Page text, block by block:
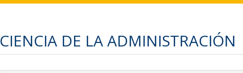
CIENCIA DE LA ADMINISTRACIÓN